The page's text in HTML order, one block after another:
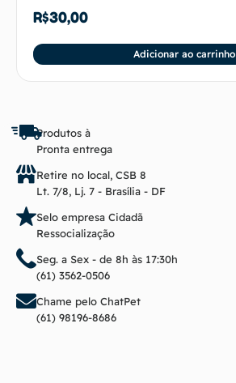
R$30,00
Adicionar ao carrinho
Produtos à
Pronta entrega
Retire no local, CSB 8
Lt. 7/8, Lj. 7 - Brasília - DF
Selo empresa Cidadã
Ressocialização
Seg. a Sex - de 8h às 17:30h
(61) 3562-0506
Chame pelo ChatPet
(61) 98196-8686